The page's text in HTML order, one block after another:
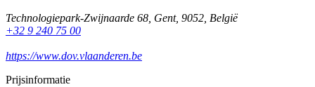
Technologiepark-Zwijnaarde 68, Gent, 9052, België
+32 9 240 75 00
https://www.dov.vlaanderen.be
Prijsinformatie